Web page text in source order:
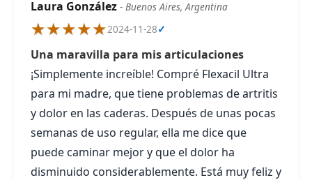
Laura González - Buenos Aires, Argentina
★★★★★2024-11-28✓
Una maravilla para mis articulaciones
¡Simplemente increíble! Compré Flexacil Ultra
para mi madre, que tiene problemas de artritis
y dolor en las caderas. Después de unas pocas
semanas de uso regular, ella me dice que
puede caminar mejor y que el dolor ha
disminuido considerablemente. Está muy feliz y